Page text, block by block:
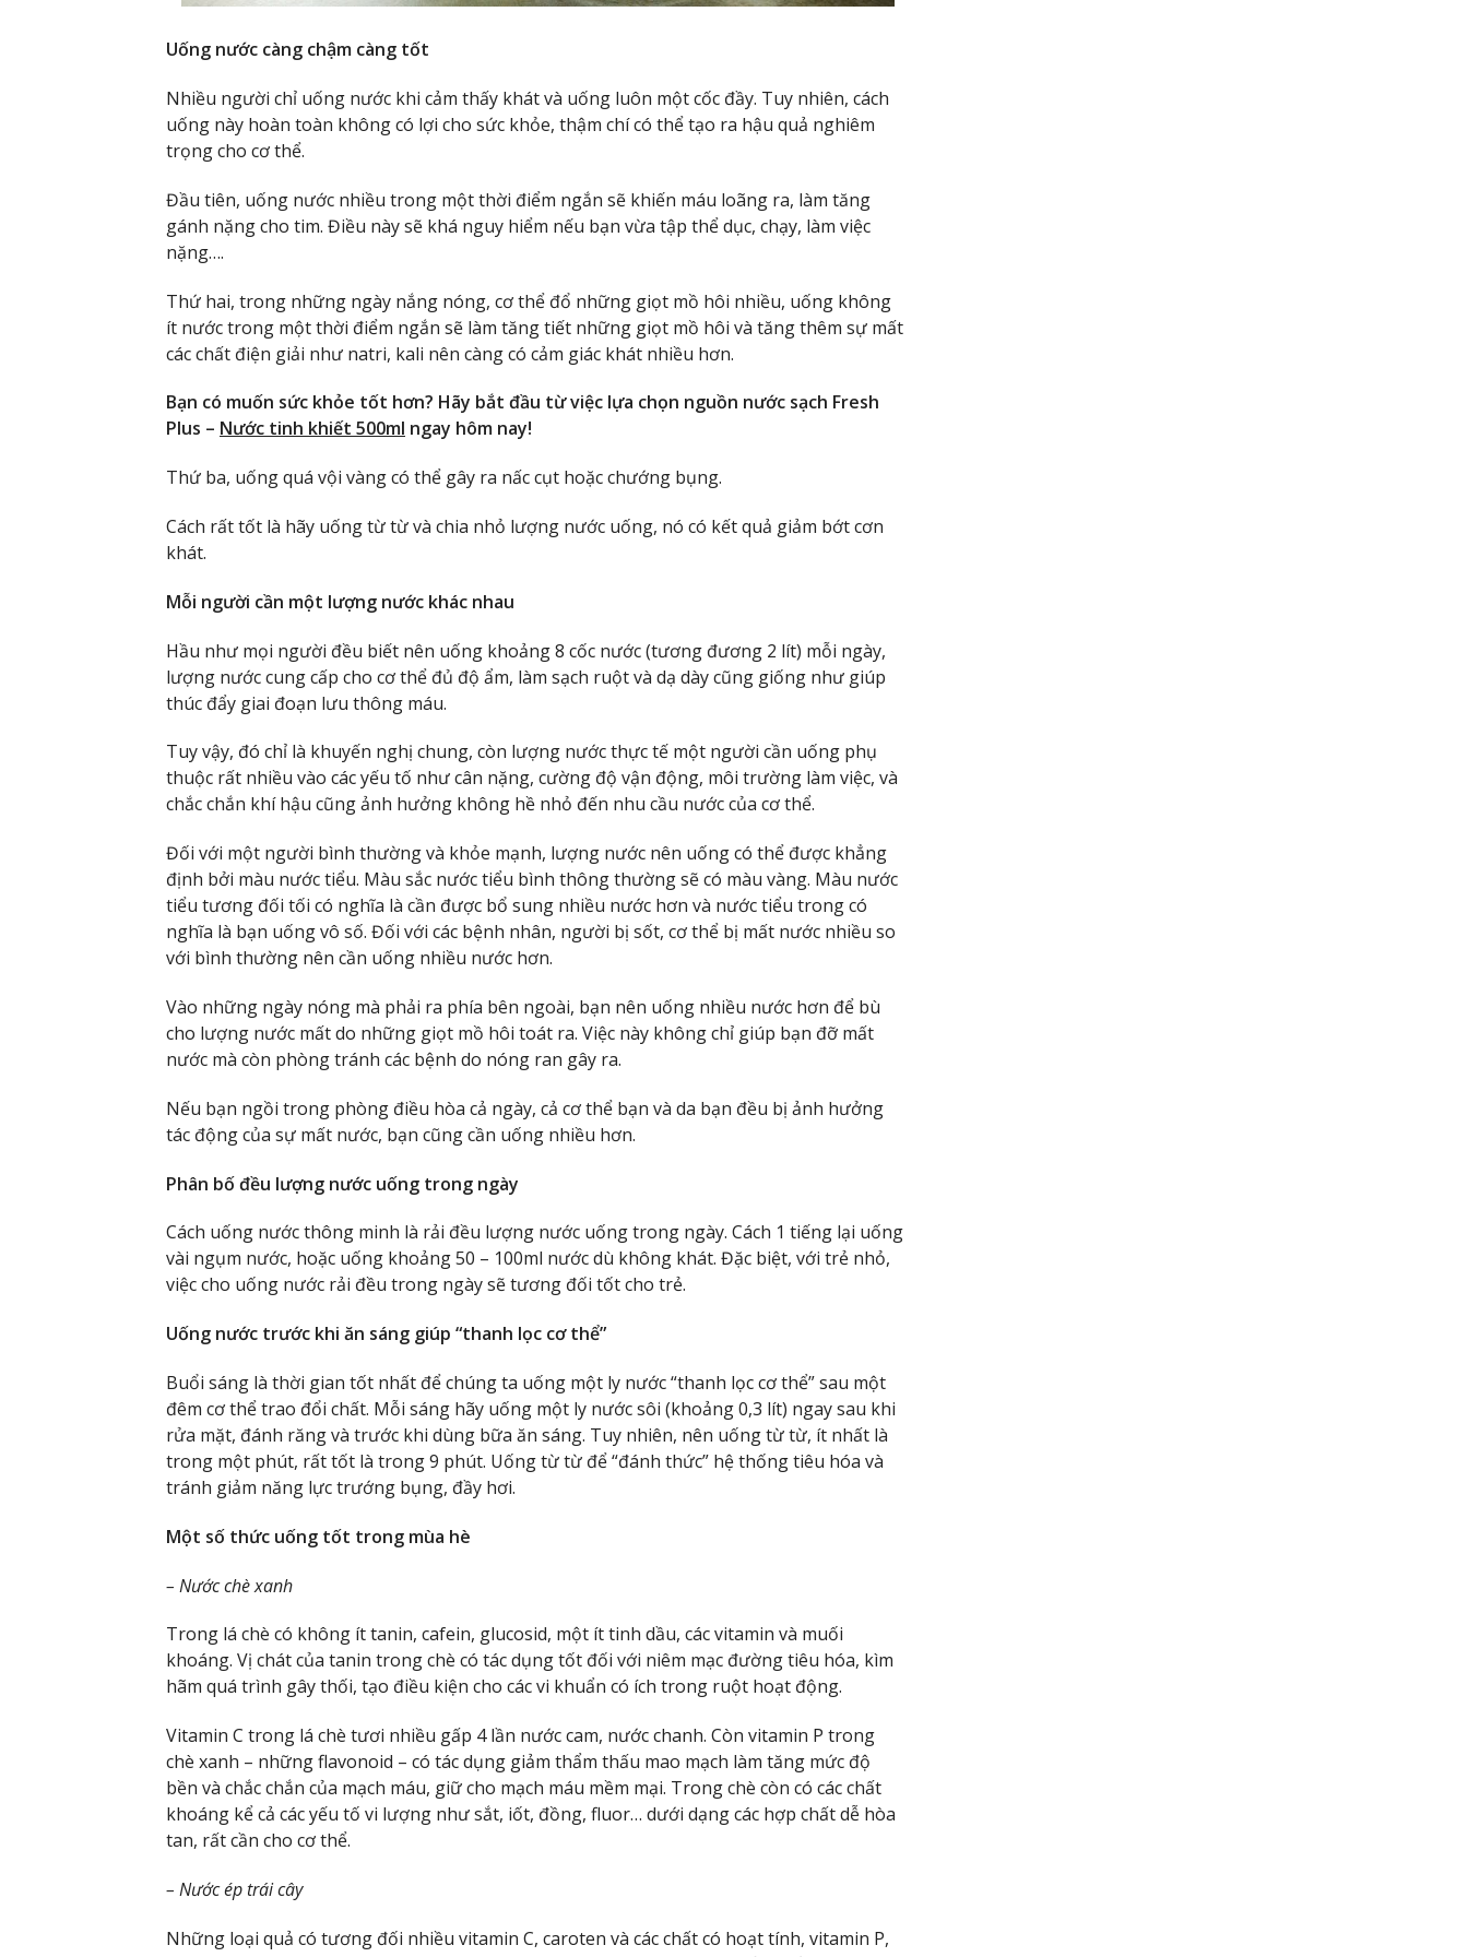
Uống nước càng chậm càng tốt
Nhiều người chỉ uống nước khi cảm thấy khát và uống luôn một cốc đầy. Tuy nhiên, cách
uống này hoàn toàn không có lợi cho sức khỏe, thậm chí có thể tạo ra hậu quả nghiêm
trọng cho cơ thể.
Đầu tiên, uống nước nhiều trong một thời điểm ngắn sẽ khiến máu loãng ra, làm tăng
gánh nặng cho tim. Điều này sẽ khá nguy hiểm nếu bạn vừa tập thể dục, chạy, làm việc
nặng….
Thứ hai, trong những ngày nắng nóng, cơ thể đổ những giọt mồ hôi nhiều, uống không
ít nước trong một thời điểm ngắn sẽ làm tăng tiết những giọt mồ hôi và tăng thêm sự mất
các chất điện giải như natri, kali nên càng có cảm giác khát nhiều hơn.
Bạn có muốn sức khỏe tốt hơn? Hãy bắt đầu từ việc lựa chọn nguồn nước sạch Fresh
Plus – Nước tinh khiết 500ml ngay hôm nay!
Thứ ba, uống quá vội vàng có thể gây ra nấc cụt hoặc chướng bụng.
Cách rất tốt là hãy uống từ từ và chia nhỏ lượng nước uống, nó có kết quả giảm bớt cơn
khát.
Mỗi người cần một lượng nước khác nhau
Hầu như mọi người đều biết nên uống khoảng 8 cốc nước (tương đương 2 lít) mỗi ngày,
lượng nước cung cấp cho cơ thể đủ độ ẩm, làm sạch ruột và dạ dày cũng giống như giúp
thúc đẩy giai đoạn lưu thông máu.
Tuy vậy, đó chỉ là khuyến nghị chung, còn lượng nước thực tế một người cần uống phụ
thuộc rất nhiều vào các yếu tố như cân nặng, cường độ vận động, môi trường làm việc, và
chắc chắn khí hậu cũng ảnh hưởng không hề nhỏ đến nhu cầu nước của cơ thể.
Đối với một người bình thường và khỏe mạnh, lượng nước nên uống có thể được khẳng
định bởi màu nước tiểu. Màu sắc nước tiểu bình thông thường sẽ có màu vàng. Màu nước
tiểu tương đối tối có nghĩa là cần được bổ sung nhiều nước hơn và nước tiểu trong có
nghĩa là bạn uống vô số. Đối với các bệnh nhân, người bị sốt, cơ thể bị mất nước nhiều so
với bình thường nên cần uống nhiều nước hơn.
Vào những ngày nóng mà phải ra phía bên ngoài, bạn nên uống nhiều nước hơn để bù
cho lượng nước mất do những giọt mồ hôi toát ra. Việc này không chỉ giúp bạn đỡ mất
nước mà còn phòng tránh các bệnh do nóng ran gây ra.
Nếu bạn ngồi trong phòng điều hòa cả ngày, cả cơ thể bạn và da bạn đều bị ảnh hưởng
tác động của sự mất nước, bạn cũng cần uống nhiều hơn.
Phân bố đều lượng nước uống trong ngày
Cách uống nước thông minh là rải đều lượng nước uống trong ngày. Cách 1 tiếng lại uống
vài ngụm nước, hoặc uống khoảng 50 – 100ml nước dù không khát. Đặc biệt, với trẻ nhỏ,
việc cho uống nước rải đều trong ngày sẽ tương đối tốt cho trẻ.
Uống nước trước khi ăn sáng giúp “thanh lọc cơ thể”
Buổi sáng là thời gian tốt nhất để chúng ta uống một ly nước “thanh lọc cơ thể” sau một
đêm cơ thể trao đổi chất. Mỗi sáng hãy uống một ly nước sôi (khoảng 0,3 lít) ngay sau khi
rửa mặt, đánh răng và trước khi dùng bữa ăn sáng. Tuy nhiên, nên uống từ từ, ít nhất là
trong một phút, rất tốt là trong 9 phút. Uống từ từ để “đánh thức” hệ thống tiêu hóa và
tránh giảm năng lực trướng bụng, đầy hơi.
Một số thức uống tốt trong mùa hè
– Nước chè xanh
Trong lá chè có không ít tanin, cafein, glucosid, một ít tinh dầu, các vitamin và muối
khoáng. Vị chát của tanin trong chè có tác dụng tốt đối với niêm mạc đường tiêu hóa, kìm
hãm quá trình gây thối, tạo điều kiện cho các vi khuẩn có ích trong ruột hoạt động.
Vitamin C trong lá chè tươi nhiều gấp 4 lần nước cam, nước chanh. Còn vitamin P trong
chè xanh – những flavonoid – có tác dụng giảm thẩm thấu mao mạch làm tăng mức độ
bền và chắc chắn của mạch máu, giữ cho mạch máu mềm mại. Trong chè còn có các chất
khoáng kể cả các yếu tố vi lượng như sắt, iốt, đồng, fluor… dưới dạng các hợp chất dễ hòa
tan, rất cần cho cơ thể.
– Nước ép trái cây
Những loại quả có tương đối nhiều vitamin C, caroten và các chất có hoạt tính, vitamin P,